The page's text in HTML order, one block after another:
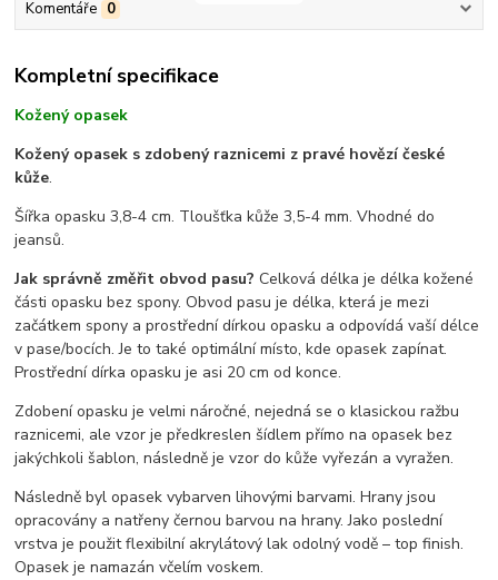
Komentáře 0
Kompletní specifikace
Kožený opasek
Kožený opasek s zdobený raznicemi z pravé hovězí české
kůže.
Šířka opasku 3,8-4 cm. Tloušťka kůže 3,5-4 mm. Vhodné do
jeansů.
Jak správně změřit obvod pasu?Celková délka je délka kožené
části opasku bez spony. Obvod pasu je délka, která je mezi
začátkem spony a prostřední dírkou opasku a odpovídá vaší délce
v pase/bocích. Je to také optimální místo, kde opasek zapínat.
Prostřední dírka opasku je asi 20 cm od konce.
Zdobení opasku je velmi náročné, nejedná se o klasickou ražbu
raznicemi, ale vzor je předkreslen šídlem přímo na opasek bez
jakýchkoli šablon, následně je vzor do kůže vyřezán a vyražen.
Následně byl opasek vybarven lihovými barvami. Hrany jsou
opracovány a natřeny černou barvou na hrany. Jako poslední
vrstva je použit flexibilní akrylátový lak odolný vodě – top finish.
Opasek je namazán včelím voskem.